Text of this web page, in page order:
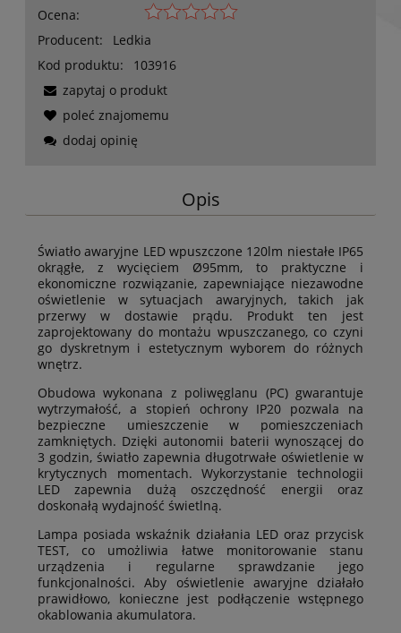
Ocena:
Producent:
Ledkia
Kod produktu:
103916
zapytaj o produkt
poleć znajomemu
dodaj opinię
Opis
Światło awaryjne LED wpuszczone 120lm niestałe IP65
okrągłe, z wycięciem Ø95mm, to praktyczne i
ekonomiczne rozwiązanie, zapewniające niezawodne
oświetlenie w sytuacjach awaryjnych, takich jak
przerwy w dostawie prądu. Produkt ten jest
zaprojektowany do montażu wpuszczanego, co czyni
go dyskretnym i estetycznym wyborem do różnych
wnętrz.
Obudowa wykonana z poliwęglanu (PC) gwarantuje
wytrzymałość, a stopień ochrony IP20 pozwala na
bezpieczne umieszczenie w pomieszczeniach
zamkniętych. Dzięki autonomii baterii wynoszącej do
3 godzin, światło zapewnia długotrwałe oświetlenie w
krytycznych momentach. Wykorzystanie technologii
LED zapewnia dużą oszczędność energii oraz
doskonałą wydajność świetlną.
Lampa posiada wskaźnik działania LED oraz przycisk
TEST, co umożliwia łatwe monitorowanie stanu
urządzenia i regularne sprawdzanie jego
funkcjonalności. Aby oświetlenie awaryjne działało
prawidłowo, konieczne jest podłączenie wstępnego
okablowania akumulatora.